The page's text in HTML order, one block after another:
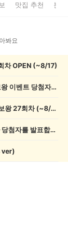
맛집 추천 분
봐요
차 OPEN (~8/17)
💰[당첨자 발표] 26회차 우리 동네 정보왕 이벤트 당첨자를 발표합니다!
💸 전원 2,000캐시 지급! 우리 동네 정보왕 27회차 (~8/10)
💰[당첨자 발표] 우리 동네 썰전 12회차 당첨자를 발표합니다!
ver)